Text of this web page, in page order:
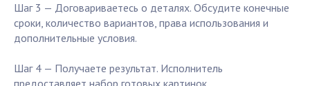
Шаг 3 — Договариваетесь о деталях. Обсудите конечные
сроки, количество вариантов, права использования и
дополнительные условия.
Шаг 4 — Получаете результат. Исполнитель